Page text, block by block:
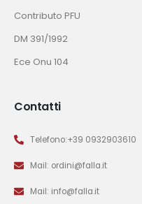
Contributo PFU
DM 391/1992
Ece Onu 104
Contatti
Telefono:+39 0932903610
Mail: ordini@falla.it
Mail: info@falla.it